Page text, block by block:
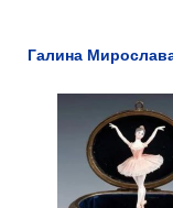
Галина